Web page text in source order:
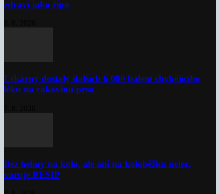
zdraví jako řípa
Lékárny dostaly dalších 6 000 balení chybějícího
léku na rakovinu prsu
Bez helmy na kolo, ale ani na koloběžku nelez,
varuje BESIP